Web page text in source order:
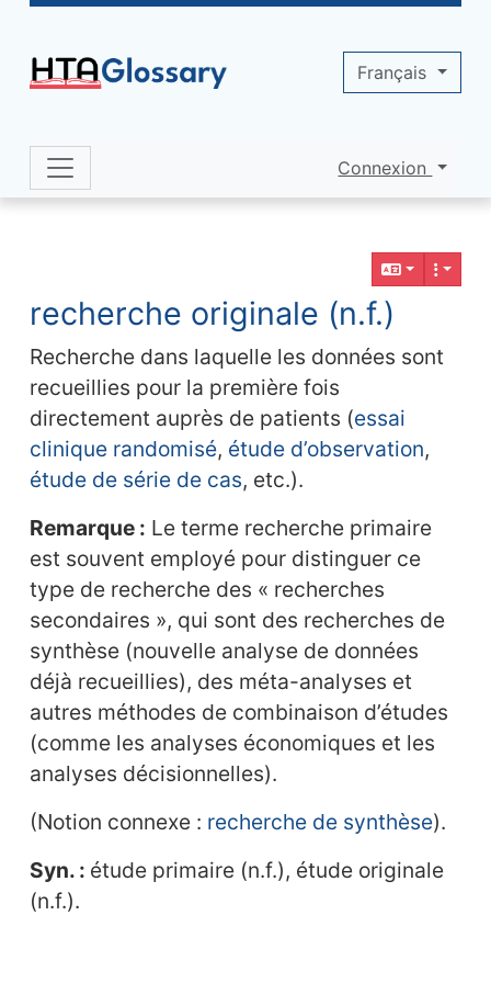
Navigation and related functionality
recherche originale (n.f.)
Recherche dans laquelle les données sont
recueillies pour la première fois
directement auprès de patients (essai
clinique randomisé, étude d’observation,
étude de série de cas, etc.).
Remarque : Le terme recherche primaire
est souvent employé pour distinguer ce
type de recherche des « recherches
secondaires », qui sont des recherches de
synthèse (nouvelle analyse de données
déjà recueillies), des méta-analyses et
autres méthodes de combinaison d’études
(comme les analyses économiques et les
analyses décisionnelles).
(Notion connexe : recherche de synthèse).
Syn. : étude primaire (n.f.), étude originale
(n.f.).
Site identity, navigation, etc.
Connexion
Français